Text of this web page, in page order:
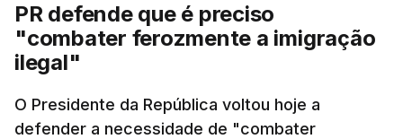
PR defende que é preciso
"combater ferozmente a imigração
ilegal"
O Presidente da República voltou hoje a
defender a necessidade de "combater